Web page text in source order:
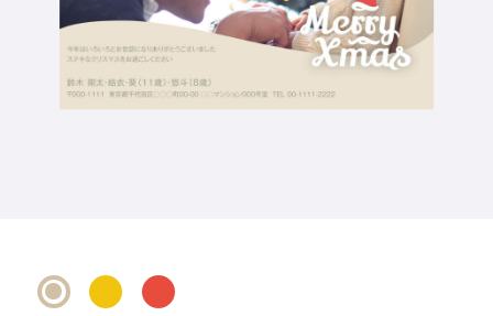
ご利用ガイド
年賀家族について
お問い合わせ